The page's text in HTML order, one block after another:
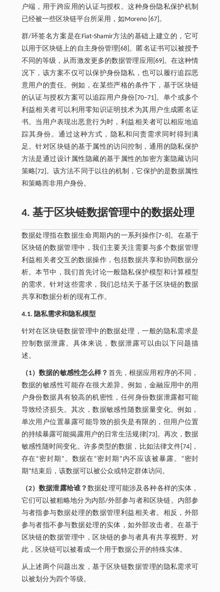
户端，用于跨应用的认证与授权。这种身份隐私保护机制
已经被一些区块链平台所采用，如Moreno [67]。
群/环签名方案是在Fiat-Shamir方法的基础上建立的，它可
以用于区块链上的自主身份管理[68]。匿名证书可以被授予
不同的等级，从而激发更多的数据管理应用[69]。在这种情
况下，该方案不仅可以保护身份隐私，也可以履行追踪恶
意用户的责任。例如，在某些严格的条件下，基于区块链
的认证与授权方案可以追踪用户身份[70‒71]。单个或多个
利益相关者可以利用零知识证明技术为其用户生成匿名证
书。当用户表现出恶意行为时，利益相关者可以相应地追
踪其身份。通过这种方式，隐私和问责需求同时得到满
足。针对区块链的基于属性的访问控制，通用的隐私保护
方法是通过设计属性隐藏的基于属性的加密方案隐藏访问
策略[72]。该方法不同于以往的机制，它保护的是数据属性
和策略而非用户身份。
4. 基于区块链数据管理中的数据处理
数据处理指在数据生命周期内的一系列操作[7‒8]。在基于
区块链的数据管理中，我们主要关注需要与多个数据管理
利益相关者交互的数据操作，包括数据共享和协同数据分
析。本节中，我们首先讨论一般隐私保护模型和计算模型
的需求。针对这些需求，我们总结关于基于区块链的数据
共享和数据分析的现有工作。
4.1. 隐私需求和隐私模型
针对在区块链数据管理中的数据处理，一般的隐私需求是
控制数据泄露。具体来说，数据泄露可以由以下问题描
述。
（1）数据的敏感性怎么样？ 首先，根据应用程序的不同，
数据的敏感性可能存在很大差异。例如，金融应用中的用
户身份数据具有较高的机密性，任何身份数据泄露都可能
导致经济损失。其次，数据敏感性随数据量变化。例如，
单次用户位置暴露可能导致的损失是有限的，但用户位置
的持续暴露可能揭露用户的日常生活规律[73]。再次，数据
敏感性随时间变化。许多类型的数据，比如法律文件[74]，
存在“密封期”。数据在“密封期”内不应该被暴露。“密封
期”结束后，该数据可以被公众或特定群体访问。
（2）数据泄露给谁？数据处理可能涉及各种各样的实体，
它们可以被粗略地分为内部/外部参与者和区块链。内部参
与者指参与数据处理的数据管理利益相关者。相反，外部
参与者指不参与数据处理的实体，如外部攻击者。在基于
区块链的数据管理中，区块链的参与者具有共享视野。对
此，区块链可以被看成一个用于数据公开的特殊实体。
从上述两个问题出发，基于区块链数据管理的隐私需求可
以被划分为四个等级。